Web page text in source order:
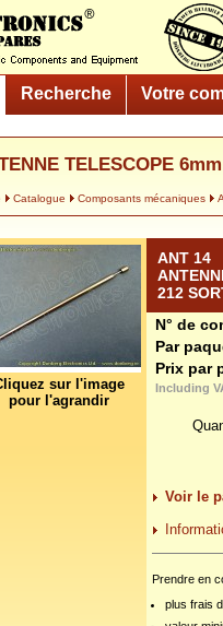
Recherche Votre
TELESCOPE
Catalogue Composants mécaniques
sur l'image
pour l'agrandir
ANT 14
212
N° de
Par
Prix par
Including
Voir le
Prendre en
plus frais